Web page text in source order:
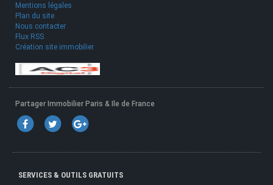
Mentions légales
Plan du site
Nous contacter
Flux RSS
Création site immobilier
Partager Immobilier Paris & Ile de France
SERVICES & OUTILS GRATUITS